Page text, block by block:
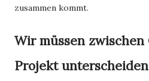
zusammen kommt.
Wir müssen
Projekt unterscheiden